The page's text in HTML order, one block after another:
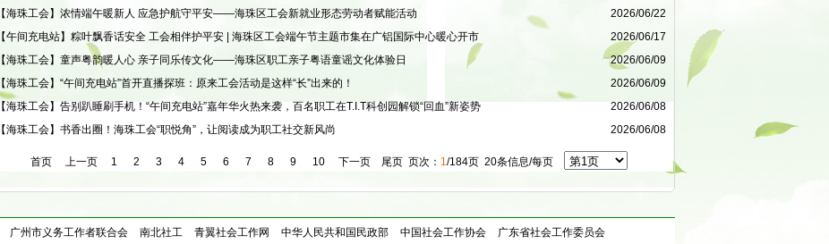
2026/06/22
【海珠工会】浓情端午暖新人 应急护航守平安——海珠区工会新就业形态劳动者赋能活动
2026/06/17
【午间充电站】粽叶飘香话安全 工会相伴护平安 | 海珠区工会端午节主题市集在广铝国际中心暖心开市
2026/06/09
【海珠工会】童声粤韵暖人心 亲子同乐传文化——海珠区职工亲子粤语童谣文化体验日
2026/06/09
【海珠工会】“午间充电站”首开直播探班：原来工会活动是这样“长”出来的！
2026/06/08
【海珠工会】告别趴睡刷手机！“午间充电站”嘉年华火热来袭，百名职工在T.I.T科创园解锁“回血”新姿势
2026/06/08
【海珠工会】书香出圈！海珠工会“职悦角”，让阅读成为职工社交新风尚
首页上一页 1 2 3 4 5 6 7 8 9 10 下一页 尾页页次： 1/184页 20条信息/每页
广州市义务工作者联合会 南北社工 青翼社会工作网 中华人民共和国民政部 中国社会工作协会 广东省社会工作委员会